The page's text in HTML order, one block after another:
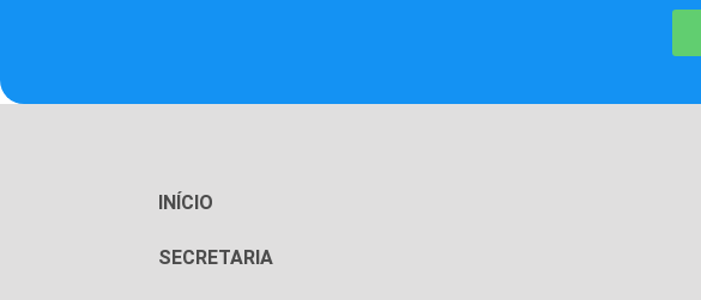
INÍCIO
SECRETARIA